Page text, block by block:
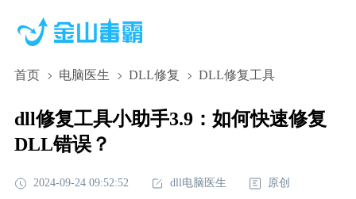
首页 电脑医生 DLL修复 DLL修复工具
dll修复工具小助手3.9：如何快速修复
DLL错误？
2024-09-24 09:52:52 dll电脑医生 原创